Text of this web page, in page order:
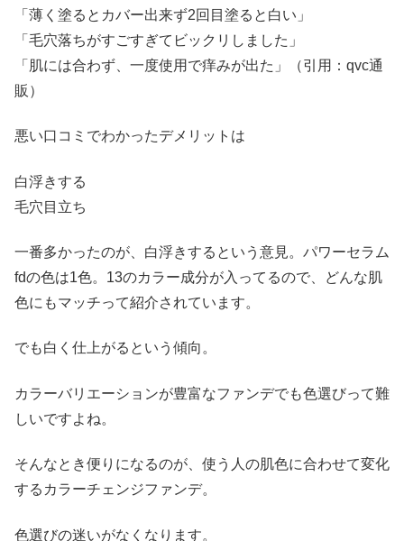
「薄く塗るとカバー出来ず2回目塗ると白い」
「毛穴落ちがすごすぎてビックリしました」
「肌には合わず、一度使用で痒みが出た」（引用：qvc通
販）
悪い口コミでわかったデメリットは
白浮きする
毛穴目立ち
一番多かったのが、白浮きするという意見。パワーセラム
fdの色は1色。13のカラー成分が入ってるので、どんな肌
色にもマッチって紹介されています。
でも白く仕上がるという傾向。
カラーバリエーションが豊富なファンデでも色選びって難
しいですよね。
そんなとき便りになるのが、使う人の肌色に合わせて変化
するカラーチェンジファンデ。
色選びの迷いがなくなります。